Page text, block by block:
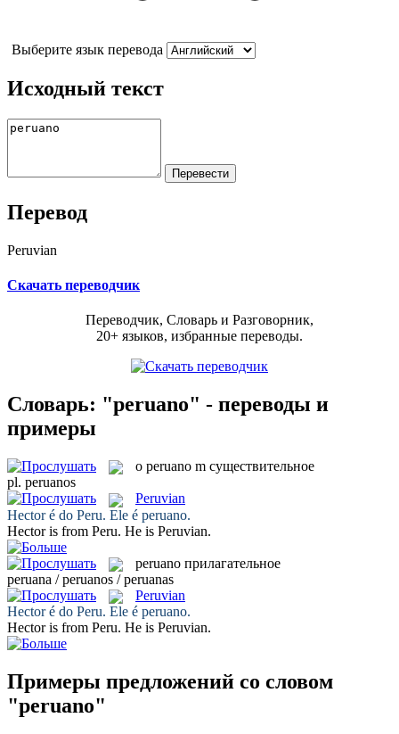
Выберите язык перевода
Исходный текст
Перевод
Peruvian
Скачать переводчик
Переводчик, Словарь и Разговорник,
20+ языков, избранные переводы.
Словарь: "peruano" - переводы и
примеры
o peruano m существительное
pl. peruanos
Peruvian
Hector é do Peru. Ele é peruano.
Hector is from Peru. He is Peruvian.
peruano прилагательное
peruana / peruanos / peruanas
Peruvian
Hector é do Peru. Ele é peruano.
Hector is from Peru. He is Peruvian.
Примеры предложений со словом
"peruano"